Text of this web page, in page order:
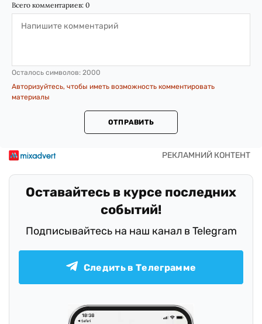
Всего комментариев: 0
Осталось символов: 2000
Авторизуйтесь, чтобы иметь возможность комментировать
материалы
ОТПРАВИТЬ
Оставайтесь в курсе последних
событий!
Подписывайтесь на наш канал в Telegram
Следить в Телеграмме